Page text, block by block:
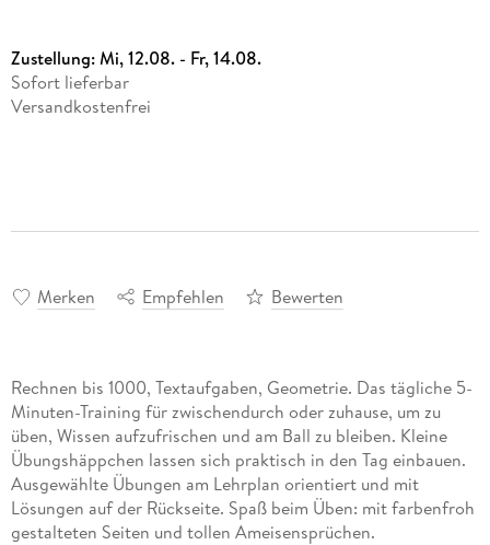
Zustellung:Mi, 12.08. - Fr, 14.08.
Sofort lieferbar
Versandkostenfrei
Merken Empfehlen Bewerten
Rechnen bis 1000, Textaufgaben, Geometrie. Das tägliche 5-
Minuten-Training für zwischendurch oder zuhause, um zu
üben, Wissen aufzufrischen und am Ball zu bleiben. Kleine
Übungshäppchen lassen sich praktisch in den Tag einbauen.
Ausgewählte Übungen am Lehrplan orientiert und mit
Lösungen auf der Rückseite. Spaß beim Üben: mit farbenfroh
gestalteten Seiten und tollen Ameisensprüchen.